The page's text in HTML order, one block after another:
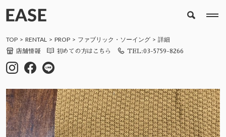
TOP RENTAL PROP ファブリック・ソーイング 詳細
店舗情報 初めての方はこちら TEL:03-5759-8266